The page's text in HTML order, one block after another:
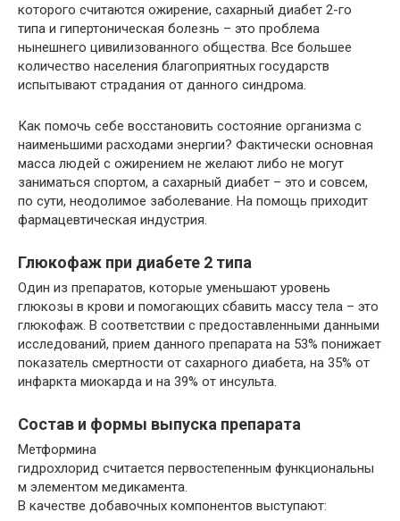
которого считаются ожирение, сахарный диабет 2-го
типа и гипертоническая болезнь – это проблема
нынешнего цивилизованного общества. Все большее
количество населения благоприятных государств
испытывают страдания от данного синдрома.
Как помочь себе восстановить состояние организма с
наименьшими расходами энергии? Фактически основная
масса людей с ожирением не желают либо не могут
заниматься спортом, а сахарный диабет – это и совсем,
по сути, неодолимое заболевание. На помощь приходит
фармацевтическая индустрия.
Глюкофаж при диабете 2 типа
Один из препаратов, которые уменьшают уровень
глюкозы в крови и помогающих сбавить массу тела – это
глюкофаж. В соответствии с предоставленными данными
исследований, прием данного препарата на 53% понижает
показатель смертности от сахарного диабета, на 35% от
инфаркта миокарда и на 39% от инсульта.
Состав и формы выпуска препарата
Метформина
гидрохлорид считается первостепенным функциональны
м элементом медикамента.
В качестве добавочных компонентов выступают: